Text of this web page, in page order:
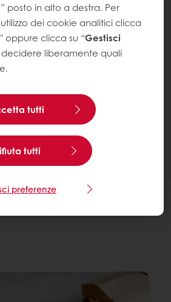
” posto in alto a destra. Per
dei cookie analitici clicca
” oppure clicca su “Gestisci
decidere liberamente quali
tutti
tutti
preferenze